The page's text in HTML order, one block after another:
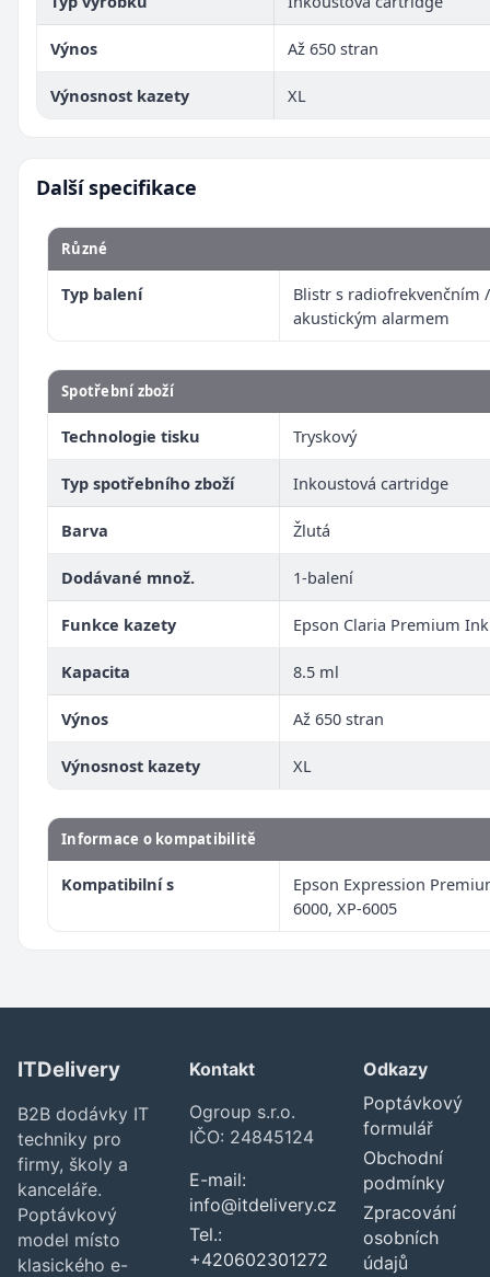
Výnos Až 650 stran
Výnosnost kazety XL
Další specifikace
Různé
Typ balení
Blistr s radiofrekvenčním /
akustickým alarmem
Spotřební zboží
Technologie tisku Tryskový
Typ spotřebního zboží Inkoustová cartridge
Barva Žlutá
Dodávané množ. 1-balení
Funkce kazety Epson Claria Premium Ink
Kapacita 8.5 ml
Výnos Až 650 stran
Výnosnost kazety XL
Informace o kompatibilitě
Kompatibilní s
Epson Expression
6000, XP-6005
ITDelivery
B2B dodávky IT
techniky pro
firmy, školy a
kanceláře.
Poptávkový
model místo
klasického e-
Kontakt
Ogroup s.r.o.
IČO: 24845124
E-mail:
info@itdelivery.cz
Tel.:
+420602301272
Odkazy
Poptávkový
formulář
Obchodní
podmínky
Zpracování
osobních
údajů